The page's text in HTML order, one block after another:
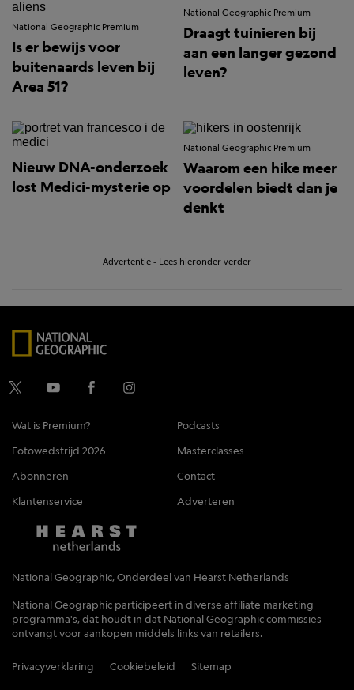
National Geographic Premium
Is er bewijs voor
buitenaards leven bij
Area 51?
National Geographic Premium
Draagt tuinieren bij
aan een langer gezond
leven?
Nieuw DNA-onderzoek
lost Medici-mysterie op
National Geographic Premium
Waarom een hike meer
voordelen biedt dan je
denkt
Advertentie - Lees hieronder verder
Wat is Premium?
Podcasts
Fotowedstrijd 2026
Masterclasses
Abonneren
Contact
Klantenservice
Adverteren
National Geographic, Onderdeel van Hearst Netherlands
National Geographic participeert in diverse affiliate marketing
programma's, dat houdt in dat National Geographic commissies
ontvangt voor aankopen middels links van retailers.
Privacyverklaring Cookiebeleid Sitemap